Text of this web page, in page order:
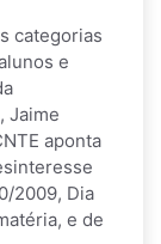
categorias
e
Jaime
aponta
2009, Dia
e de